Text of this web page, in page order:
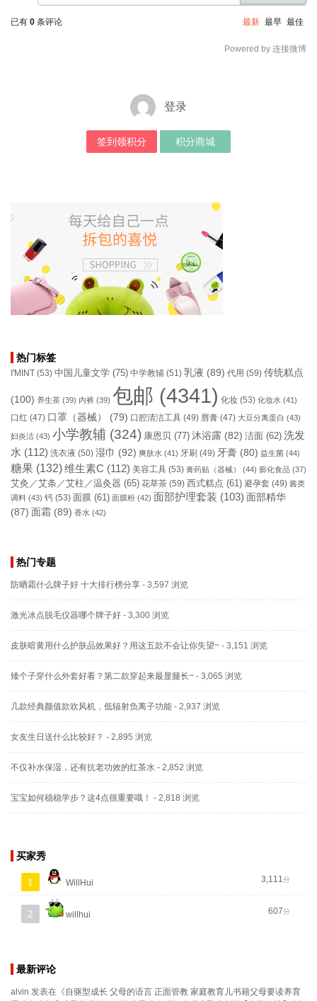
已有 0 条评论 最新 最早 最佳
Powered by 连接微博
登录
签到领积分 积分商城
热门标签
I'MINT (53) 中国儿童文学 (75) 中学教辅 (51) 乳液 (89) 代用 (59) 传统糕点
(100) 养生茶 (39) 内裤 (39) 包邮 (4341) 化妆 (53) 化妆水 (41)
口红 (47) 口罩（器械） (79) 口腔清洁工具 (49) 唇膏 (47) 大豆分离蛋白 (43)
妇炎洁 (43) 小学教辅 (324) 康恩贝 (77) 沐浴露 (82) 洁面 (62) 洗发
水 (112) 洗衣液 (50) 湿巾 (92) 爽肤水 (41) 牙刷 (49) 牙膏 (80) 益生菌 (44)
糖果 (132)维生素C (112) 美容工具 (53) 膏药贴（器械） (44) 膨化食品 (37)
艾灸／艾条／艾柱／温灸器 (65) 花草茶 (59) 西式糕点 (61) 避孕套 (49) 酱类
调料 (43) 钙 (53) 面膜 (61) 面膜粉 (42) 面部护理套装 (103) 面部精华
(87) 面霜 (89) 香水 (42)
热门专题
防晒霜什么牌子好 十大排行榜分享 - 3,597 浏览
激光冰点脱毛仪器哪个牌子好 - 3,300 浏览
皮肤暗黄用什么护肤品效果好？用这五款不会让你失望~ - 3,151 浏览
矮个子穿什么外套好看？第二款穿起来最显腿长~ - 3,065 浏览
几款经典颜值款吹风机，低辐射负离子功能 - 2,937 浏览
女友生日送什么比较好？ - 2,895 浏览
不仅补水保湿，还有抗老功效的红茶水 - 2,852 浏览
宝宝如何稳稳学步？这4点很重要哦！ - 2,818 浏览
买家秀
1 WillHui 3,111分
2 willhui 607分
最新评论
alvin 发表在《自驱型成长 父母的语言 正面管教 家庭教育儿书籍父母要读养育